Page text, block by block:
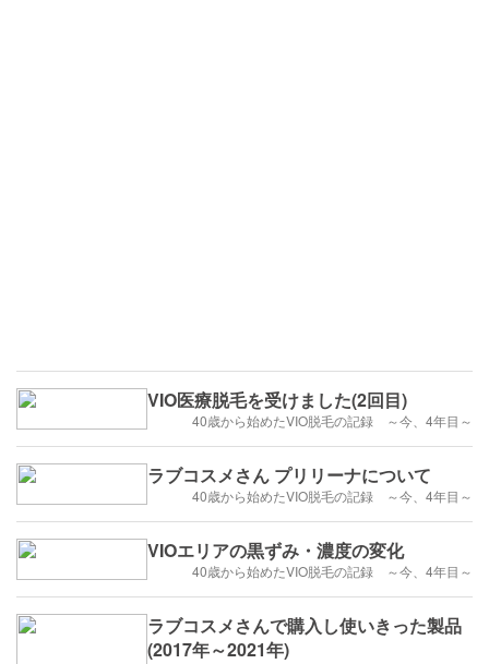
VIO医療脱毛を受けました(2回目)
40歳から始めたVIO脱毛の記録 ～今、4年目～
ラブコスメさん プリリーナについて
40歳から始めたVIO脱毛の記録 ～今、4年目～
VIOエリアの黒ずみ・濃度の変化
40歳から始めたVIO脱毛の記録 ～今、4年目～
ラブコスメさんで購入し使いきった製品
(2017年～2021年)